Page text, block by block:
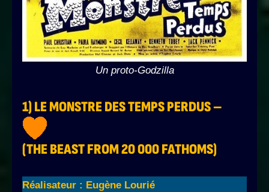
Un proto-Godzilla
1) LE MONSTRE DES TEMPS PERDUS –
(THE BEAST FROM 20 000 FATHOMS)
Réalisateur : Eugène Lourié